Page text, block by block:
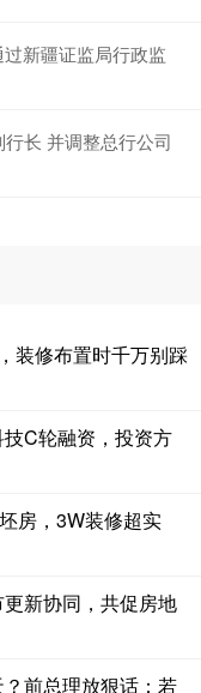
新疆证监局行政监
长 并调整总行公司
装修布置时千万别踩
C轮融资，投资方
房，3W装修超实
新协同，共促房地
前总理放狠话：若